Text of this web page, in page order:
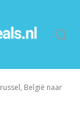
België naar